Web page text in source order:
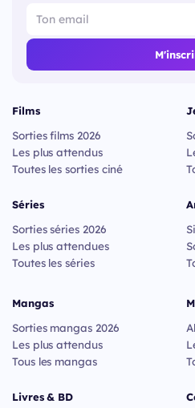
Films
Sorties films 2026
Les plus attendus
Toutes les sorties ciné
Séries
Sorties séries 2026
Les plus attendues
Toutes les séries
Mangas
Sorties mangas 2026
Les plus attendus
Tous les mangas
Livres & BD